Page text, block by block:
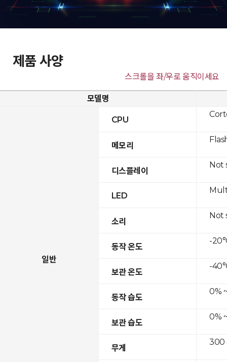
제품 사양
스크롤을 좌/우로 움직이세요
모델명
일반
CPU
메모리
디스플레이
LED
소리
동작 온도
보관 온도
동작 습도
보관 습도
무게
Not
Not
-
-
0%
0%
300